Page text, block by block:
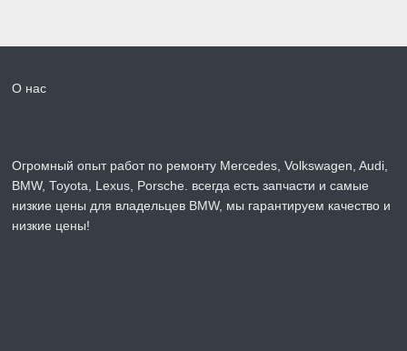
О нас
Огромный опыт работ по ремонту Mercedes, Volkswagen, Audi,
BMW, Toyota, Lexus, Porsche. всегда есть запчасти и самые
низкие цены для владельцев BMW, мы гарантируем качество и
низкие цены!